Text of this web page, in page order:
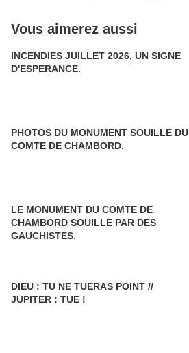
Vous aimerez aussi
INCENDIES JUILLET 2026, UN SIGNE
D'ESPERANCE.
PHOTOS DU MONUMENT SOUILLE DU
COMTE DE CHAMBORD.
LE MONUMENT DU COMTE DE
CHAMBORD SOUILLE PAR DES
GAUCHISTES.
DIEU : TU NE TUERAS POINT //
JUPITER : TUE !